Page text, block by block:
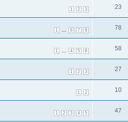
1 2 3 23
1 6 7 8 78
1 4 5 6 58
1 2 3 27
1 2 10
1 2 3 4 5 47